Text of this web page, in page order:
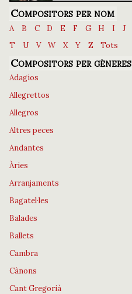
Compositors per nom
A B C D E F G H I J
T
U V W X Y Z Tots
Compositors per gèneres
Adagios
Allegrettos
Allegros
Altres peces
Andantes
Àries
Arranjaments
Bagatel·les
Balades
Ballets
Cambra
Cànons
Cant Gregorià